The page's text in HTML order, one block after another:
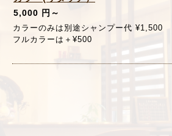
5,000 円～
カラーのみは別途シャンプー代 ¥1,500
フルカラーは＋¥500